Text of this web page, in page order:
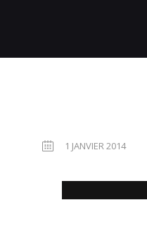
1 JANVIER 2014